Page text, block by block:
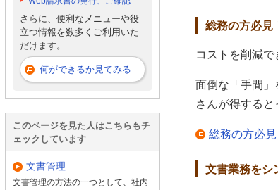
総務の方必見
コストを削減で
面倒な「手間」
さんが得すると
総務の方必
文書業務をシ
さらに、便利なメニューや役
立つ情報を数多くご利用いた
だけます。
何ができるか見てみる
このページを見た人はこちらもチ
ェックしています
文書管理
文書管理の方法の一つとして、社内